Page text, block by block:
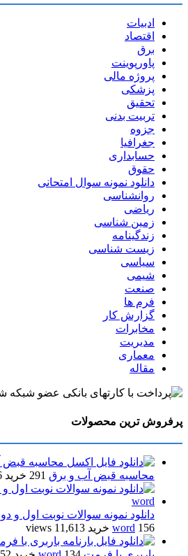
ادبیات
اقتصاد
برق
پاورپوینت
پروژه مالی
پزشکی
تحقیق
تربیت بدنی
جزوه
جغرافیا
حسابداری
حقوق
دانلود نمونه سوال امتحانی
روانشناسی
ریاضی
زمین شناسی
زندگینامه
زیست شناسی
سیاسی
شیمی
صنعت
فرم ها
گزارش کار
مخابرات
مدیریت
معماری
مقاله
پرفروش ترین محصولات
محاسبه قبض آب و برق 291 خرید
دانلود نمونه سوالات نوبت اول
word 156 خرید
11,613 views